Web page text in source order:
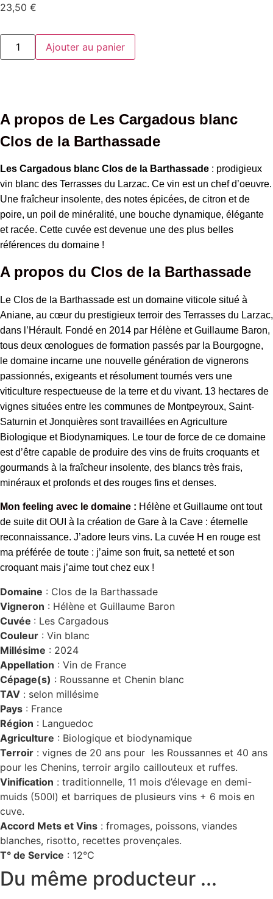
23,50 €
quantité
Les
Barthassade
Ajouter au panier
A propos de Les Cargadous blanc
Clos de la Barthassade
Les Cargadous blanc Clos de la Barthassade : prodigieux
vin blanc des Terrasses du Larzac. Ce vin est un chef d’oeuvre.
Une fraîcheur insolente, des notes épicées, de citron et de
poire, un poil de minéralité, une bouche dynamique, élégante
et racée. Cette cuvée est devenue une des plus belles
références du domaine !
A propos du Clos de la Barthassade
Le Clos de la Barthassade est un domaine viticole situé à
Aniane, au cœur du prestigieux terroir des Terrasses du Larzac,
dans l’Hérault. Fondé en 2014 par Hélène et Guillaume Baron,
tous deux œnologues de formation passés par la Bourgogne,
le domaine incarne une nouvelle génération de vignerons
passionnés, exigeants et résolument tournés vers une
viticulture respectueuse de la terre et du vivant. 13 hectares de
vignes situées entre les communes de Montpeyroux, Saint-
Saturnin et Jonquières sont travaillées en Agriculture
Biologique et Biodynamiques. Le tour de force de ce domaine
est d’être capable de produire des vins de fruits croquants et
gourmands à la fraîcheur insolente, des blancs très frais,
minéraux et profonds et des rouges fins et denses.
Mon feeling avec le domaine : Hélène et Guillaume ont tout
de suite dit OUI à la création de Gare à la Cave : éternelle
reconnaissance. J’adore leurs vins. La cuvée H en rouge est
ma préférée de toute : j’aime son fruit, sa netteté et son
croquant mais j’aime tout chez eux !
Domaine : Clos de la Barthassade
Vigneron : Hélène et Guillaume Baron
Cuvée : Les Cargadous
Couleur : Vin blanc
Millésime : 2024
Appellation : Vin de France
Cépage(s) : Roussanne et Chenin blanc
TAV : selon millésime
Pays : France
Région : Languedoc
Agriculture : Biologique et biodynamique
Terroir : vignes de 20 ans pour les Roussannes et 40 ans
pour les Chenins, terroir argilo caillouteux et ruffes.
Vinification : traditionnelle, 11 mois d’élevage en demi-
muids (500l) et barriques de plusieurs vins + 6 mois en
cuve.
Accord Mets et Vins : fromages, poissons, viandes
blanches, risotto, recettes provençales.
T° de Service : 12°C
Du même producteur ...